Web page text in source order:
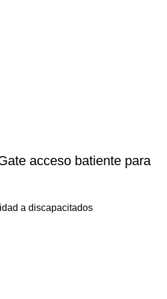
acceso batiente para
a discapacitados